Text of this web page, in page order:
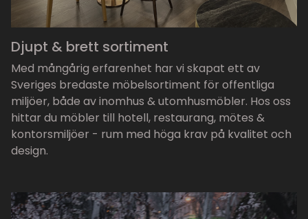
Djupt & brett sortiment
Med mångårig erfarenhet har vi skapat ett av
Sveriges bredaste möbelsortiment för offentliga
miljöer, både av inomhus & utomhusmöbler. Hos oss
hittar du möbler till hotell, restaurang, mötes &
kontorsmiljöer - rum med höga krav på kvalitet och
design.